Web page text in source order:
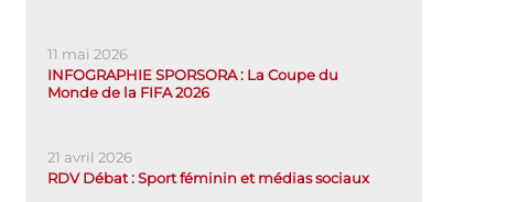
11 mai 2026
INFOGRAPHIE SPORSORA : La Coupe du
Monde de la FIFA 2026
21 avril 2026
RDV Débat : Sport féminin et médias sociaux